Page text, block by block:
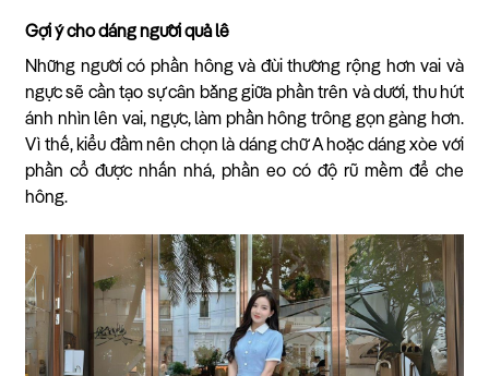
Gợi ý cho dáng người quả lê
Những người có phần hông và đùi thường rộng hơn vai và
ngực sẽ cần tạo sự cân bằng giữa phần trên và dưới, thu hút
ánh nhìn lên vai, ngực, làm phần hông trông gọn gàng hơn.
Vì thế, kiểu đầm nên chọn là dáng chữ A hoặc dáng xòe với
phần cổ được nhấn nhá, phần eo có độ rũ mềm để che
hông.